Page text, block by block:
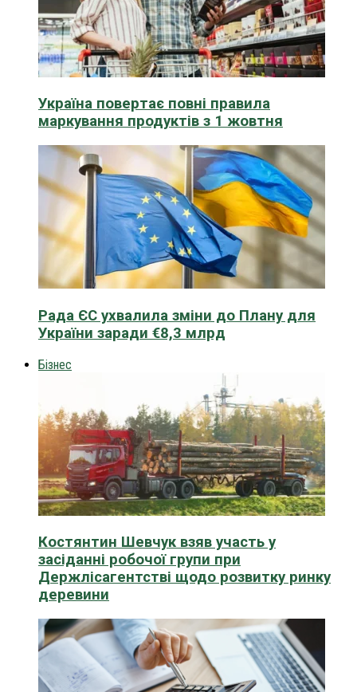
Україна повертає повні правила
маркування продуктів з 1 жовтня
Рада ЄС ухвалила зміни до Плану для
України заради €8,3 млрд
Бізнес
Костянтин Шевчук взяв участь у
засіданні робочої групи при
Держлісагентстві щодо розвитку ринку
деревини